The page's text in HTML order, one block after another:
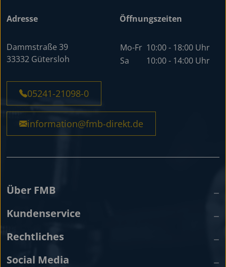
Adresse
Dammstraße 39
33332 Gütersloh
Öffnungszeiten
Mo-Fr 10:00 - 18:00 Uhr
Sa
10:00 - 14:00 Uhr
05241-21098-0
information@fmb-direkt.de
Über FMB
Kundenservice
Rechtliches
Social Media